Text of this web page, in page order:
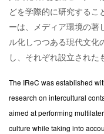
どを学際的に研究するこ
ーは、メディア環境の著
ル化しつつある現代文化
し、それぞれ設立された
The IReC was established
research on intercultural
aimed at performing
culture while taking into